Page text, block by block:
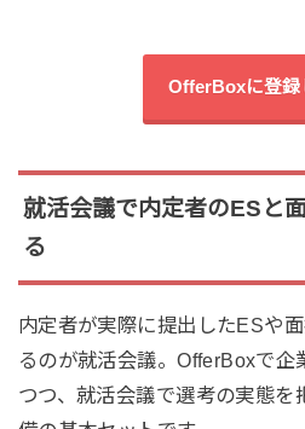
OfferBoxに登録
就活会議で内定者のESと
る
内定者が実際に提出したESや
るのが就活会議。OfferBoxで企
つつ、就活会議で選考の実態を